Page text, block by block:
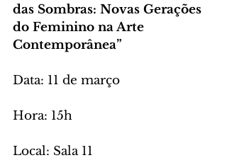
das Sombras: Novas Gerações
do Feminino na Arte
Contemporânea”
Data: 11 de março
Hora: 15h
Local: Sala 11